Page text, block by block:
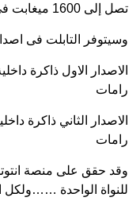
تصل إلى 1600 ميغابت في الثانية ، بفضل المودم المدمج.
وسيتوفر التابلت فى
رامات
رامات
وقد حقق على منصة
للنواة الواحدة ……ولكل